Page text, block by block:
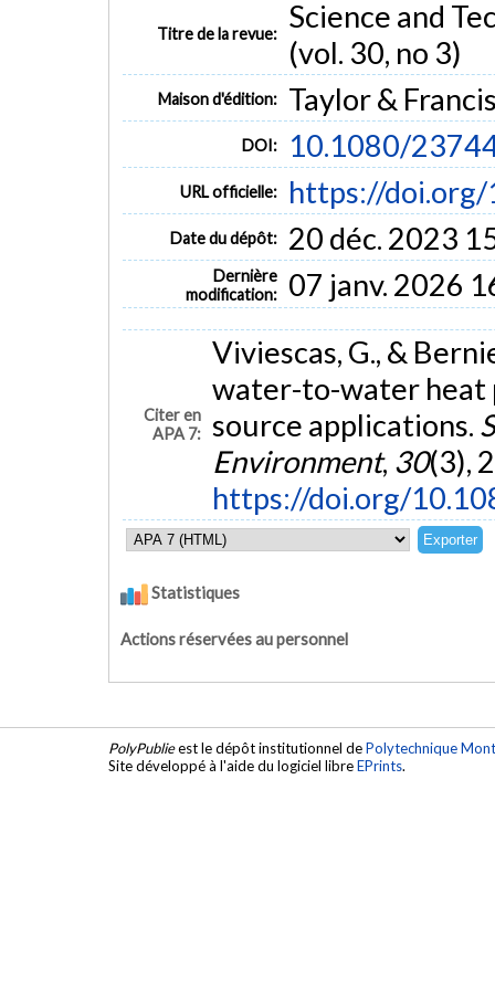
Titre de la revue:
Science and
(vol. 30, no 3)
Maison d'édition: Taylor &
DOI: 10.1080/
URL officielle: https://
Date du dépôt: 20 déc. 2023
Dernière
modification:
07 janv. 2026
Citer en
APA 7:
Viviescas, G., &
water-to-water heat
source applications.
Environment, 30(3),
https://doi.org/
Statistiques
Actions réservées au personnel
PolyPublieest le dépôt institutionnel dePolytechnique
Site développé à l'aide du logiciel libreEPrints.